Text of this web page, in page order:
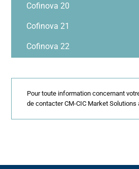
Cofinova 20
Cofinova 21
Cofinova 22
Pour toute information concernant
de contacter CM-CIC Market Solutions